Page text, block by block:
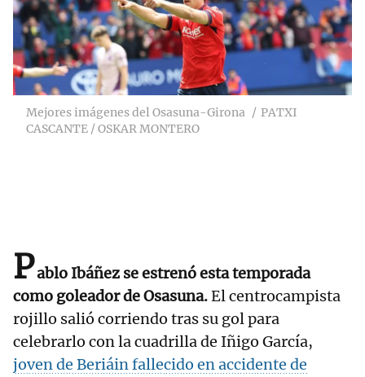
Mejores imágenes del Osasuna-Girona
PATXI
CASCANTE / OSKAR MONTERO
Pablo Ibáñez se estrenó esta temporada
como goleador de Osasuna.El centrocampista
rojillo salió corriendo tras su gol para
celebrarlo con la cuadrilla de Iñigo García,
joven de Beriáin fallecido en accidente de